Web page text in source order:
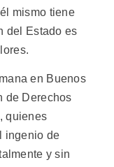
mismo tiene
del Estado es
en Buenos
de Derechos
quienes
ingenio de
y sin